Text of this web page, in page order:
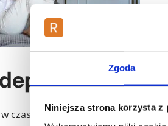
Zgoda
Niniejsza strona korzysta z
czasie ciąży wywiera znaczący